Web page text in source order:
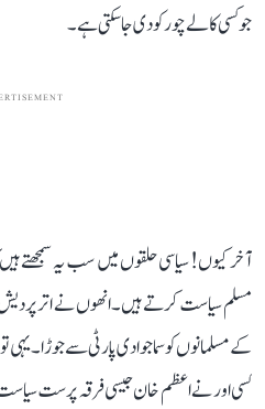
جو کسی کالے چور کو دی جا سکتی ہے۔
آخر کیوں! سیاسی حلقوں میں سب یہ سمجھتے
مسلم سیاست کرتے ہیں۔ انھوں نے اتر
کے مسلمانوں کو سماجوادی پارٹی سے جوڑا۔ یہی
کسی اور نے اعظم خان جیسی فرقہ پرست